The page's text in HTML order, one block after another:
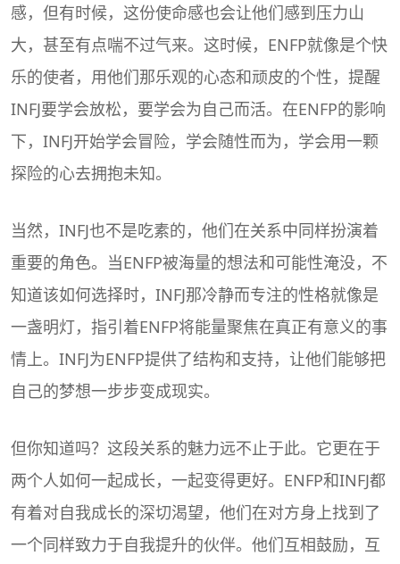
感，但有时候，这份使命感也会让他们感到压力山
大，甚至有点喘不过气来。这时候，ENFP就像是个快
乐的使者，用他们那乐观的心态和顽皮的个性，提醒
INFJ要学会放松，要学会为自己而活。在ENFP的影响
下，INFJ开始学会冒险，学会随性而为，学会用一颗
探险的心去拥抱未知。
当然，INFJ也不是吃素的，他们在关系中同样扮演着
重要的角色。当ENFP被海量的想法和可能性淹没，不
知道该如何选择时，INFJ那冷静而专注的性格就像是
一盏明灯，指引着ENFP将能量聚焦在真正有意义的事
情上。INFJ为ENFP提供了结构和支持，让他们能够把
自己的梦想一步步变成现实。
但你知道吗？这段关系的魅力远不止于此。它更在于
两个人如何一起成长，一起变得更好。ENFP和INFJ都
有着对自我成长的深切渴望，他们在对方身上找到了
一个同样致力于自我提升的伙伴。他们互相鼓励，互